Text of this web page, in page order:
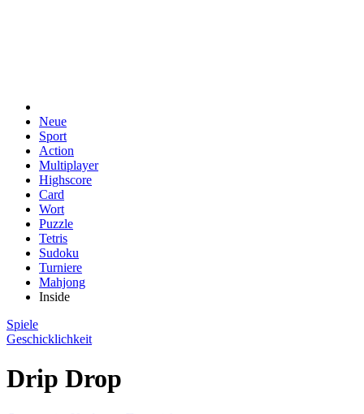
Neue
Sport
Action
Multiplayer
Highscore
Card
Wort
Puzzle
Tetris
Sudoku
Turniere
Mahjong
Inside
Spiele
Geschicklichkeit
Drip Drop